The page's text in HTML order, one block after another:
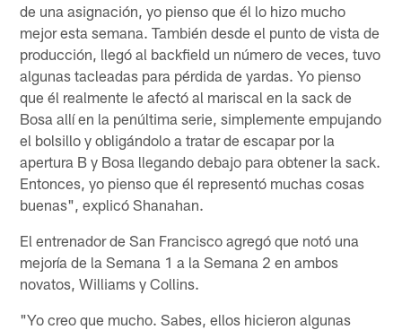
de una asignación, yo pienso que él lo hizo mucho
mejor esta semana. También desde el punto de vista de
producción, llegó al backfield un número de veces, tuvo
algunas tacleadas para pérdida de yardas. Yo pienso
que él realmente le afectó al mariscal en la sack de
Bosa allí en la penúltima serie, simplemente empujando
el bolsillo y obligándolo a tratar de escapar por la
apertura B y Bosa llegando debajo para obtener la sack.
Entonces, yo pienso que él representó muchas cosas
buenas", explicó Shanahan.
El entrenador de San Francisco agregó que notó una
mejoría de la Semana 1 a la Semana 2 en ambos
novatos, Williams y Collins.
"Yo creo que mucho. Sabes, ellos hicieron algunas